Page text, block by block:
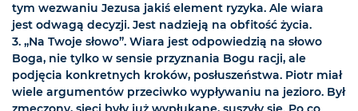
tym wezwaniu Jezusa jakiś element ryzyka. Ale wiara
jest odwagą decyzji. Jest nadzieją na obfitość życia.
3. „Na Twoje słowo”. Wiara jest odpowiedzią na słowo
Boga, nie tylko w sensie przyznania Bogu racji, ale
podjęcia konkretnych kroków, posłuszeństwa. Piotr miał
wiele argumentów przeciwko wypływaniu na jezioro. Był